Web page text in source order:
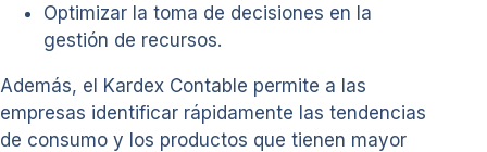
Optimizar la toma de decisiones en la
gestión de recursos.
Además, el Kardex Contable permite a las
empresas identificar rápidamente las tendencias
de consumo y los productos que tienen mayor